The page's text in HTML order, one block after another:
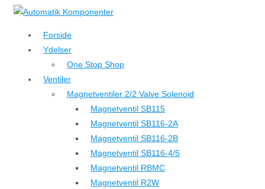
↓
hovedindhold
Forside
Ydelser
One Stop Shop
Ventiler
Magnetventiler 2/2 Valve Solenoid
Magnetventil SB115
Magnetventil SB116-2A
Magnetventil SB116-2B
Magnetventil SB116-4/5
Magnetventil RBMC
Magnetventil R2W